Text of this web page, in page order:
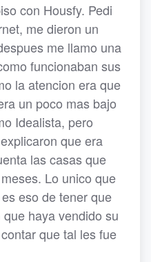
con Housfy. Pedi
me dieron un
me llamo una
funcionaban sus
la atencion era que
un poco mas bajo
Idealista, pero
que era
las casas que
Lo unico que
eso de tener que
haya vendido su
que tal les fue